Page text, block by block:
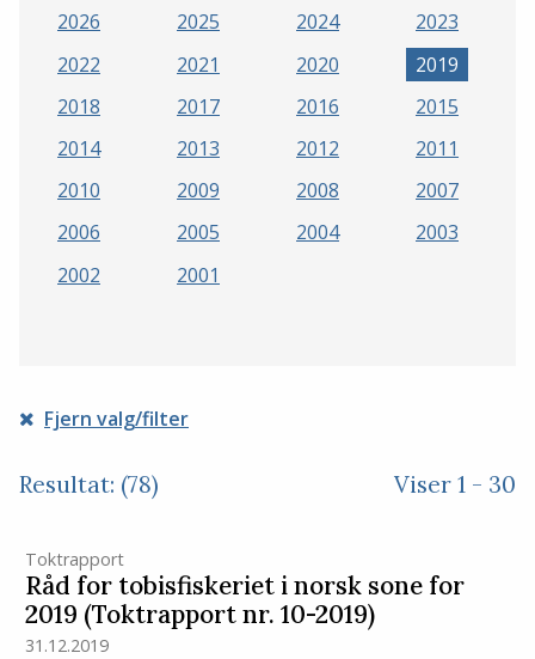
2026 2025 2024
2023
2022
2021 2020
2019
2018
2017 2016
2015
2014
2013 2012
2011
2010
2009 2008
2007
2006
2005 2004
2003
2002
2001
Fjern valg/filter
Resultat: (78) Viser 1 - 30
Toktrapport
Råd for tobisfiskeriet i norsk sone for
2019 (Toktrapport nr. 10-2019)
31.12.2019